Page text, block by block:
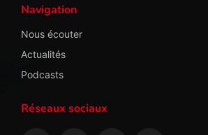
Navigation
Nous écouter
Actualités
Podcasts
Réseaux sociaux